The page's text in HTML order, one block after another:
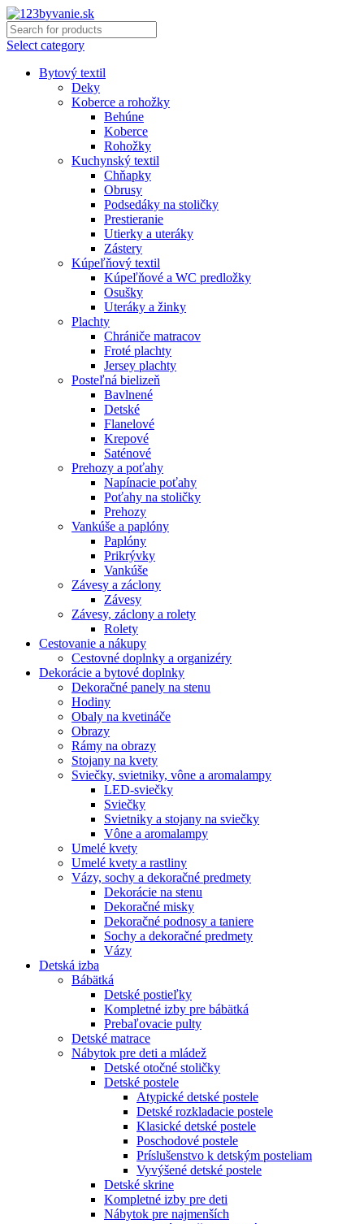
Select category
Bytový textil
Deky
Koberce a rohožky
Behúne
Koberce
Rohožky
Kuchynský textil
Chňapky
Obrusy
Podsedáky na stoličky
Prestieranie
Utierky a uteráky
Zástery
Kúpeľňový textil
Kúpeľňové a WC predložky
Osušky
Uteráky a žinky
Plachty
Chrániče matracov
Froté plachty
Jersey plachty
Posteľná bielizeň
Bavlnené
Detské
Flanelové
Krepové
Saténové
Prehozy a poťahy
Napínacie poťahy
Poťahy na stoličky
Prehozy
Vankúše a paplóny
Paplóny
Prikrývky
Vankúše
Závesy a záclony
Závesy
Závesy, záclony a rolety
Rolety
Cestovanie a nákupy
Cestovné doplnky a organizéry
Dekorácie a bytové doplnky
Dekoračné panely na stenu
Hodiny
Obaly na kvetináče
Obrazy
Rámy na obrazy
Stojany na kvety
Sviečky, svietniky, vône a aromalampy
LED-sviečky
Sviečky
Svietniky a stojany na sviečky
Vône a aromalampy
Umelé kvety
Umelé kvety a rastliny
Vázy, sochy a dekoračné predmety
Dekorácie na stenu
Dekoračné misky
Dekoračné podnosy a taniere
Sochy a dekoračné predmety
Vázy
Detská izba
Bábätká
Detské postieľky
Kompletné izby pre bábätká
Prebaľovacie pulty
Detské matrace
Nábytok pre deti a mládež
Detské otočné stoličky
Detské postele
Atypické detské postele
Detské rozkladacie postele
Klasické detské postele
Poschodové postele
Príslušenstvo k detským posteliam
Vyvýšené detské postele
Detské skrine
Kompletné izby pre deti
Nábytok pre najmenších